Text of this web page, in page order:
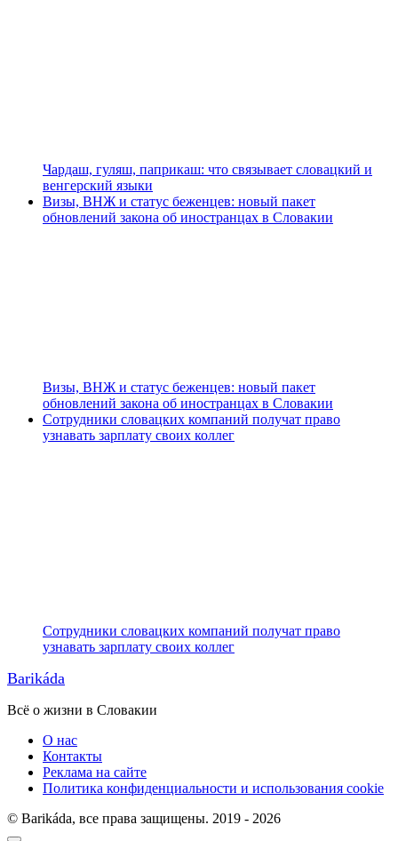
Чардаш, гуляш, паприкаш: что связывает словацкий и
венгерский языки
Визы, ВНЖ и статус беженцев: новый пакет
обновлений закона об иностранцах в Словакии
Визы, ВНЖ и статус беженцев: новый пакет
обновлений закона об иностранцах в Словакии
Сотрудники словацких компаний получат право
узнавать зарплату своих коллег
Сотрудники словацких компаний получат право
узнавать зарплату своих коллег
Barikáda
Всё о жизни в Словакии
О нас
Контакты
Реклама на сайте
Политика конфиденциальности и использования cookie
© Barikáda, все права защищены. 2019 - 2026